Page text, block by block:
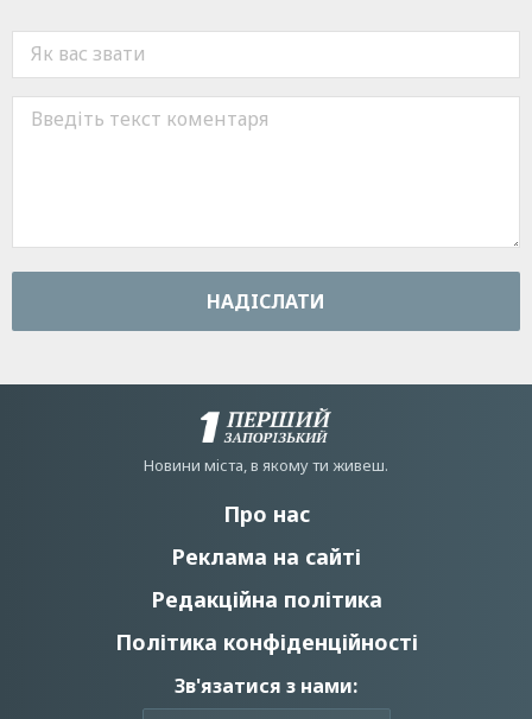
НАДIСЛАТИ
Новини мiста, в якому ти живеш.
Про нас
Реклама на сайті
Редакційна політика
Політика конфіденційності
Зв'язатися з нами: